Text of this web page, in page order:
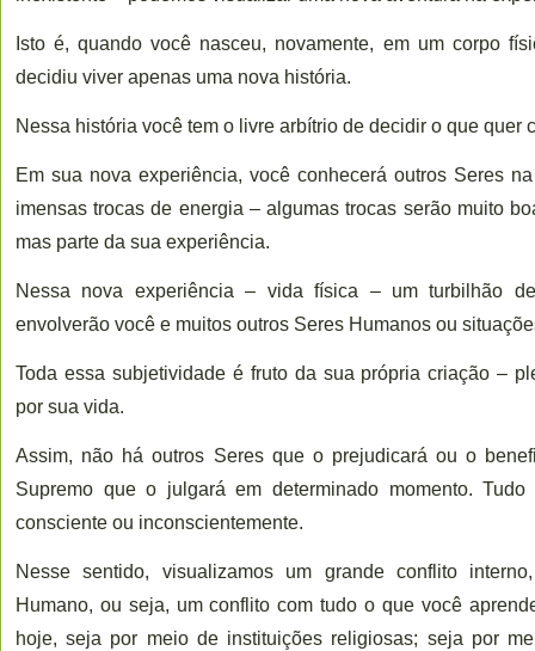
Isto é, quando você nasceu, novamente, em um corpo
decidiu viver apenas uma nova história.
Nessa história você tem o livre arbítrio de decidir o que quer
Em sua nova experiência, você conhecerá outros Seres
imensas trocas de energia – algumas trocas serão muito
mas parte da sua experiência.
Nessa nova experiência – vida física – um turbilhão
envolverão você e muitos outros Seres Humanos ou
Toda essa subjetividade é fruto da sua própria criação –
por sua vida.
Assim, não há outros Seres que o prejudicará ou o
Supremo que o julgará em determinado momento.
consciente ou inconscientemente.
Nesse sentido, visualizamos um grande conflito
Humano, ou seja, um conflito com tudo o que você
hoje, seja por meio de instituições religiosas; seja por